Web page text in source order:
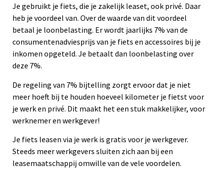
Je gebruikt je fiets, die je zakelijk leaset, ook privé. Daar
heb je voordeel van. Over de waarde van dit voordeel
betaal je loonbelasting. Er wordt jaarlijks 7% van de
consumentenadviesprijs van je fiets en accessoires bij je
inkomen opgeteld. Je betaalt dan loonbelasting over
deze 7%.
De regeling van 7% bijtelling zorgt ervoor dat je niet
meer hoeft bij te houden hoeveel kilometer je fietst voor
je werk en privé. Dit maakt het een stuk makkelijker, voor
werknemer en werkgever!
Je fiets leasen via je werk is gratis voor je werkgever.
Steeds meer werkgevers sluiten zich aan bij een
leasemaatschappij omwille van de vele voordelen.